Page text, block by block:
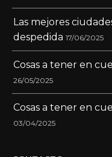
Las mejores
despedida 17/06/2025
Cosas a tener en
26/05/2025
Cosas a tener en
03/04/2025